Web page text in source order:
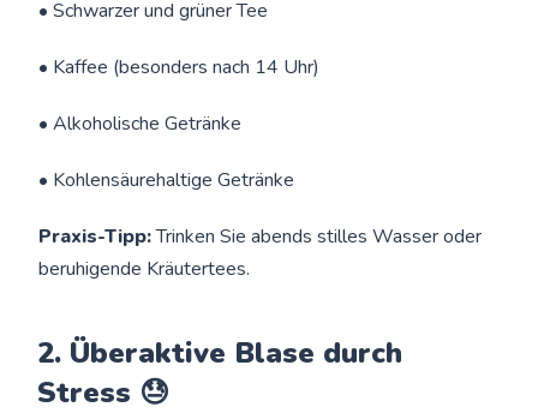
• Schwarzer und grüner Tee
• Kaffee (besonders nach 14 Uhr)
• Alkoholische Getränke
• Kohlensäurehaltige Getränke
Praxis-Tipp:Trinken Sie abends stilles Wasser oder
beruhigende Kräutertees.
2. Überaktive Blase durch
Stress 😓